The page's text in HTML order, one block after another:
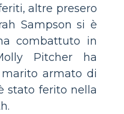
altre presero
Sampson si è
combattuto in
Pitcher ha
armato di
stato ferito nella